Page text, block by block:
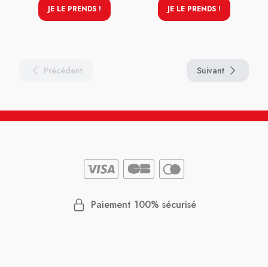
JE LE PRENDS ! JE LE PRENDS !
Précédent Suivant
Paiement 100% sécurisé